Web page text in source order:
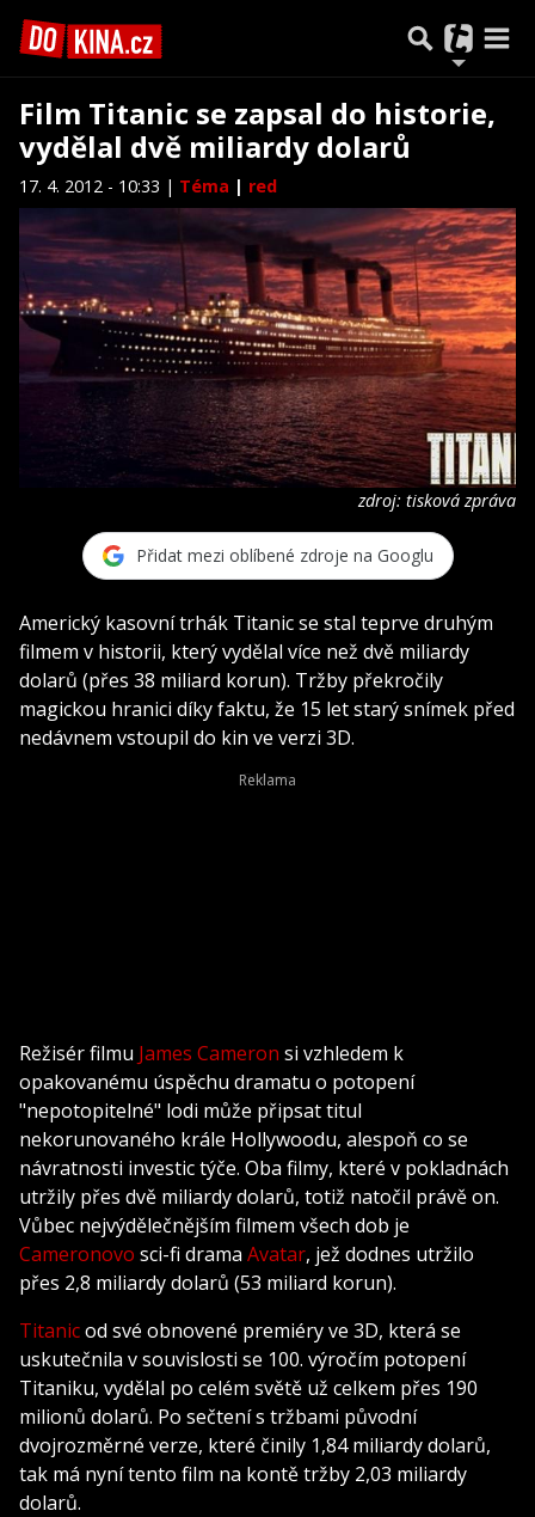
Film Titanic se zapsal do historie,
vydělal dvě miliardy dolarů
17. 4. 2012 - 10:33 | Téma | red
zdroj: tisková zpráva
Přidat mezi oblíbené zdroje na Googlu
Americký kasovní trhák Titanic se stal teprve druhým
filmem v historii, který vydělal více než dvě miliardy
dolarů (přes 38 miliard korun). Tržby překročily
magickou hranici díky faktu, že 15 let starý snímek před
nedávnem vstoupil do kin ve verzi 3D.
Režisér filmu James Cameron si vzhledem k
opakovanému úspěchu dramatu o potopení
"nepotopitelné" lodi může připsat titul
nekorunovaného krále Hollywoodu, alespoň co se
návratnosti investic týče. Oba filmy, které v pokladnách
utržily přes dvě miliardy dolarů, totiž natočil právě on.
Vůbec nejvýdělečnějším filmem všech dob je
Cameronovo sci-fi drama Avatar, jež dodnes utržilo
přes 2,8 miliardy dolarů (53 miliard korun).
Titanicod své obnovené premiéry ve 3D, která se
uskutečnila v souvislosti se 100. výročím potopení
Titaniku, vydělal po celém světě už celkem přes 190
milionů dolarů. Po sečtení s tržbami původní
dvojrozměrné verze, které činily 1,84 miliardy dolarů,
tak má nyní tento film na kontě tržby 2,03 miliardy
dolarů.